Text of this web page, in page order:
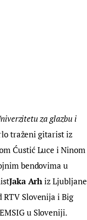
za glazbu i
traženi gitarist iz
Ćustić Luce i Ninom
bendovima u
Jaka Arh iz Ljubljane
Slovenija i Big
u Sloveniji.